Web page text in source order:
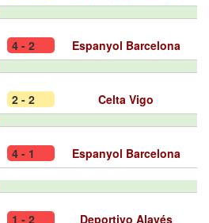
4 - 2 Espanyol Barcelona
2 - 2 Celta Vigo
4 - 1 Espanyol Barcelona
1 - 2 Deportivo Alavés